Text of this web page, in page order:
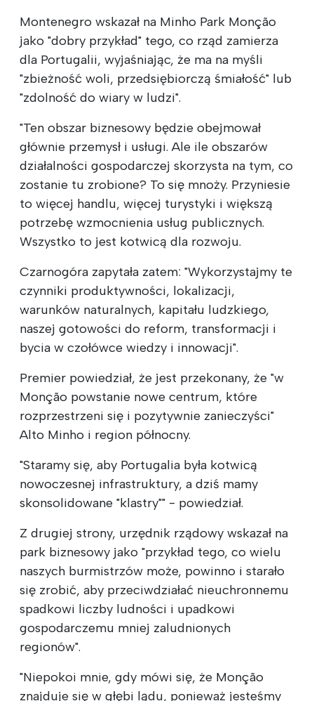
Montenegro wskazał na Minho Park Monção
jako "dobry przykład" tego, co rząd zamierza
dla Portugalii, wyjaśniając, że ma na myśli
"zbieżność woli, przedsiębiorczą śmiałość" lub
"zdolność do wiary w ludzi".
"Ten obszar biznesowy będzie obejmował
głównie przemysł i usługi. Ale ile obszarów
działalności gospodarczej skorzysta na tym, co
zostanie tu zrobione? To się mnoży. Przyniesie
to więcej handlu, więcej turystyki i większą
potrzebę wzmocnienia usług publicznych.
Wszystko to jest kotwicą dla rozwoju.
Czarnogóra zapytała zatem: "Wykorzystajmy te
czynniki produktywności, lokalizacji,
warunków naturalnych, kapitału ludzkiego,
naszej gotowości do reform, transformacji i
bycia w czołówce wiedzy i innowacji".
Premier powiedział, że jest przekonany, że "w
Monção powstanie nowe centrum, które
rozprzestrzeni się i pozytywnie zanieczyści"
Alto Minho i region północny.
"Staramy się, aby Portugalia była kotwicą
nowoczesnej infrastruktury, a dziś mamy
skonsolidowane "klastry"" - powiedział.
Z drugiej strony, urzędnik rządowy wskazał na
park biznesowy jako "przykład tego, co wielu
naszych burmistrzów może, powinno i starało
się zrobić, aby przeciwdziałać nieuchronnemu
spadkowi liczby ludności i upadkowi
gospodarczemu mniej zaludnionych
regionów".
"Niepokoi mnie, gdy mówi się, że Monção
znajduje się w głębi lądu, ponieważ jesteśmy